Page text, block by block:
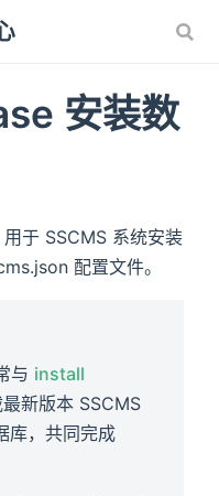
安装数
于 SSCMS 系统安装
配置文件。
与 install
新版本 SSCMS
库，共同完成